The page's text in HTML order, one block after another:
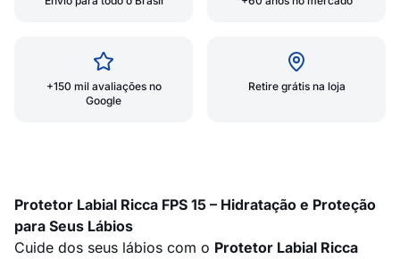
+150 mil avaliações no
Google
Retire grátis na loja
Protetor Labial Ricca FPS 15 – Hidratação e Proteção
para Seus Lábios
Cuide dos seus lábios com o Protetor Labial Ricca